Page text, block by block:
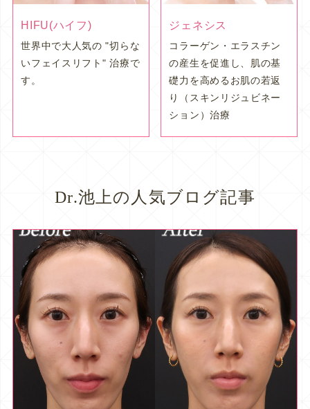
HIFU(ハイフ)
世界中で大人気の "切らな
いフェイスリフト" 治療で
す。
ジェネシス
コラーゲン・エラスチン
の産生を促進し、肌の基
礎力を高めるお肌の若返
り（スキンリジュビネー
ション）治療
Dr.池上の人気ブログ記事